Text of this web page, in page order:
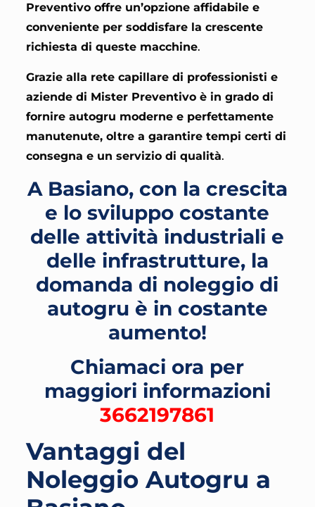
Preventivo offre un’opzione affidabile e
conveniente per soddisfare la crescente
richiesta di queste macchine.
Grazie alla rete capillare di professionisti e
aziende di Mister Preventivo è in grado di
fornire autogru moderne e perfettamente
manutenute, oltre a garantire tempi certi di
consegna e un servizio di qualità.
A Basiano, con la crescita
e lo sviluppo costante
delle attività industriali e
delle infrastrutture, la
domanda di noleggio di
autogru è in costante
aumento!
Chiamaci ora per
maggiori informazioni
3662197861
Vantaggi del
Noleggio Autogru a